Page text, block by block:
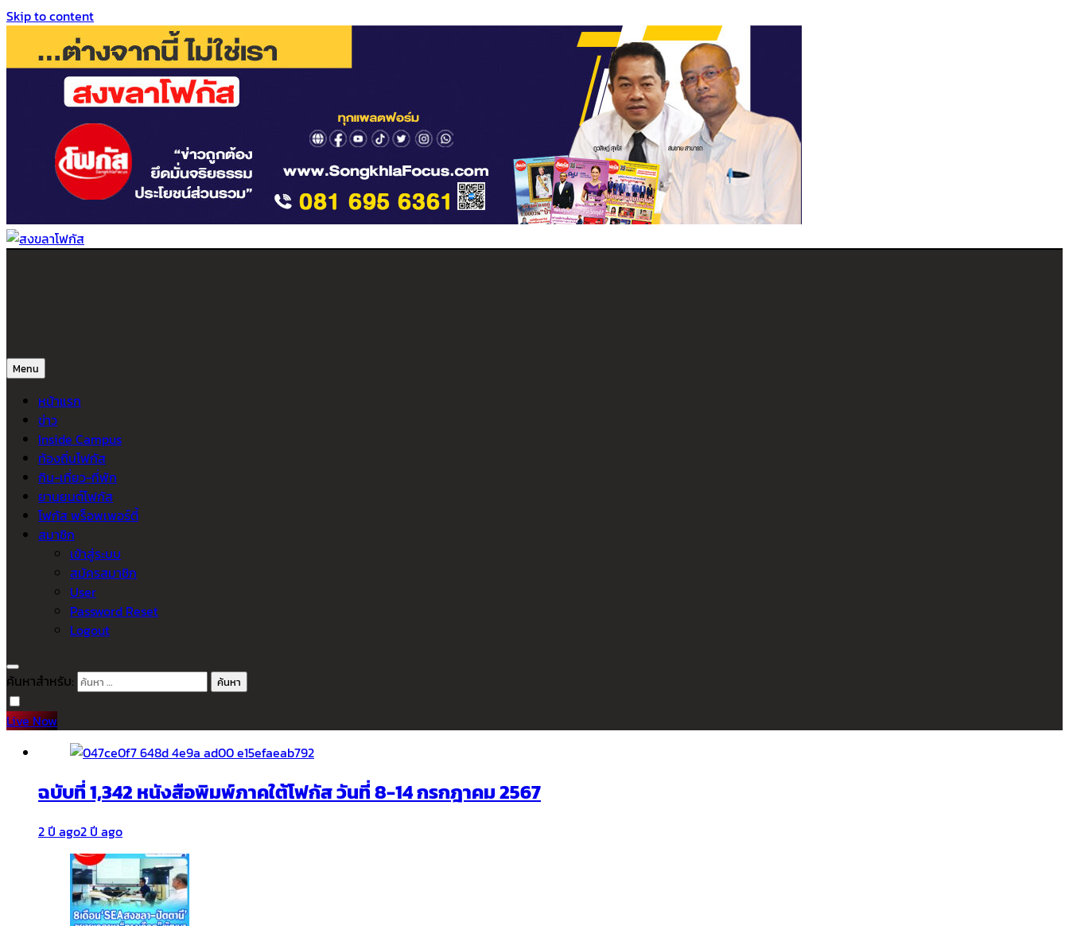
Skip to content
Menu
หน้าแรก
ข่าว
Inside Campus
ท้องถิ่นโฟกัส
กิน-เที่ยว-ที่พัก
ยานยนต์โฟกัส
โฟกัส พร็อพเพอร์ตี้
สมาชิก
เข้าสู่ระบบ
สมัครสมาชิก
User
Password Reset
Logout
ค้นหาสำหรับ:
Live Now
ฉบับที่ 1,342 หนังสือพิมพ์ภาคใต้โฟกัส วันที่ 8-14 กรกฎาคม 2567
2 ปี ago2 ปี ago